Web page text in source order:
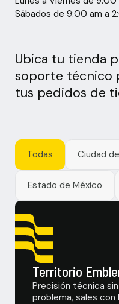
Sábados de 9:00 am a
Ubica tu tienda
soporte técnico
tus pedidos de
Todas Ciudad
Estado de México
Territorio
Precisión técnica
problema, sales